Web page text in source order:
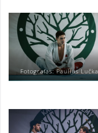
Fotografas: Paulius Lučka